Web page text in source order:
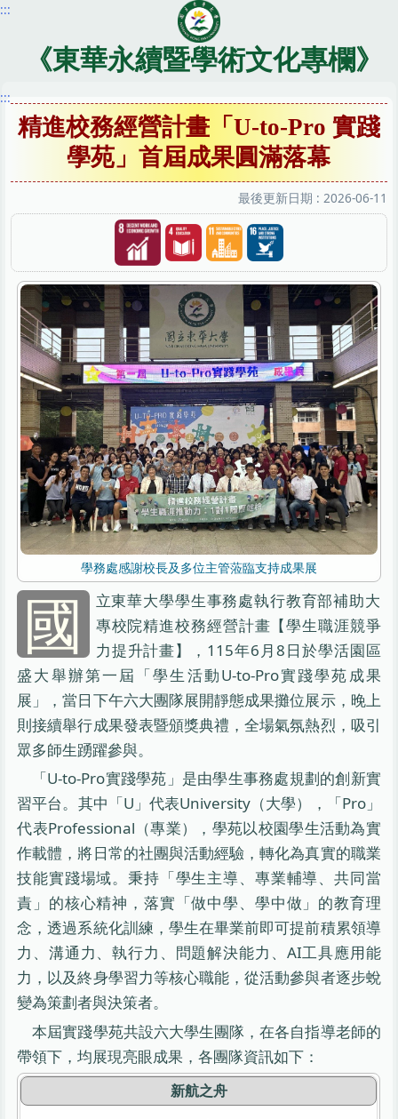
跳
內
區
:::
《東華永續暨學術文化專欄》
:::
精進校務經營計畫「U-to-Pro 實踐
學苑」首屆成果圓滿落幕
最後更新日期 : 2026-06-11
學務處感謝校長及多位主管蒞臨支持成果展
國
立東華大學學生事務處執行教育部補助大
專校院精進校務經營計畫【學生職涯競爭
力提升計畫】，115年6月8日於學活園區
盛大舉辦第一屆「學生活動U-to-Pro實踐學苑成果
展」，當日下午六大團隊展開靜態成果攤位展示，晚上
則接續舉行成果發表暨頒獎典禮，全場氣氛熱烈，吸引
眾多師生踴躍參與。
「U-to-Pro實踐學苑」是由學生事務處規劃的創新實
習平台。其中「U」代表University（大學），「Pro」
代表Professional（專業），學苑以校園學生活動為實
作載體，將日常的社團與活動經驗，轉化為真實的職業
技能實踐場域。秉持「學生主導、專業輔導、共同當
責」的核心精神，落實「做中學、學中做」的教育理
念，透過系統化訓練，學生在畢業前即可提前積累領導
力、溝通力、執行力、問題解決能力、AI工具應用能
力，以及終身學習力等核心職能，從活動參與者逐步蛻
變為策劃者與決策者。
本屆實踐學苑共設六大學生團隊，在各自指導老師的
帶領下，均展現亮眼成果，各團隊資訊如下：
新航之舟